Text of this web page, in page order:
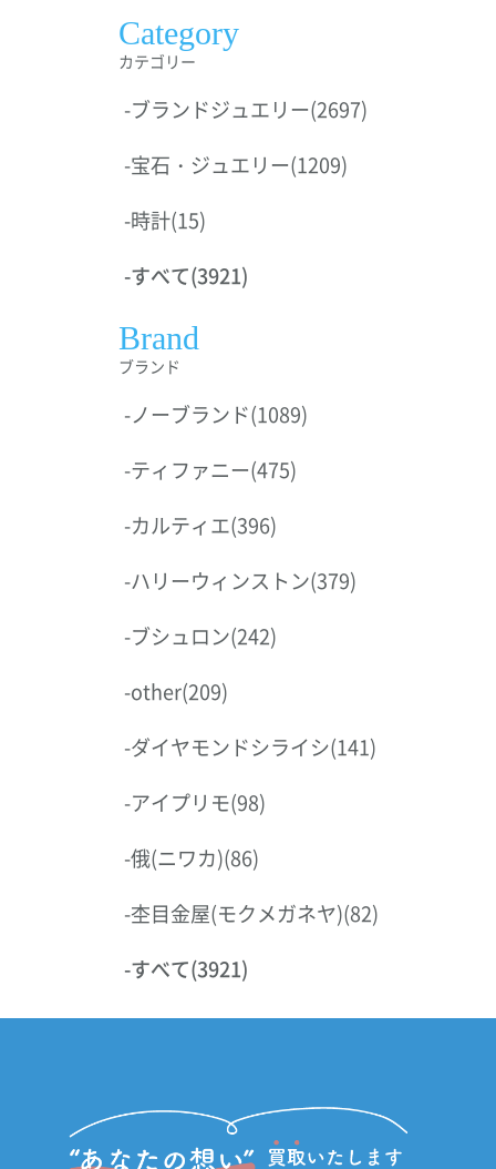
Category
カテゴリー
-ブランドジュエリー(2697)
-宝石・ジュエリー(1209)
-時計(15)
-すべて(3921)
Brand
ブランド
-ノーブランド(1089)
-ティファニー(475)
-カルティエ(396)
-ハリーウィンストン(379)
-ブシュロン(242)
-other(209)
-ダイヤモンドシライシ(141)
-アイプリモ(98)
-俄(ニワカ)(86)
-杢目金屋(モクメガネヤ)(82)
-すべて(3921)